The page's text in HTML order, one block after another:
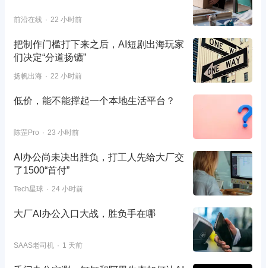
前沿在线 22 小时前
把制作门槛打下来之后，AI短剧出海玩家
们决定“分道扬镳”
扬帆出海 22 小时前
低价，能不能撑起一个本地生活平台？
陈罡Pro 23 小时前
AI办公尚未决出胜负，打工人先给大厂交
了1500“首付”
Tech星球 24 小时前
大厂AI办公入口大战，胜负手在哪
SAAS老司机 1 天前